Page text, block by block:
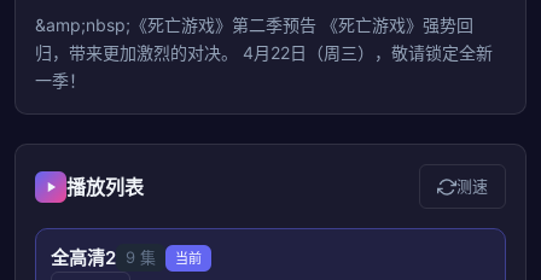
&amp;nbsp;《死亡游戏》第二季预告 《死亡游戏》强势回
归，带来更加激烈的对决。 4月22日（周三），敬请锁定全新
一季！
播放列表 测速
全高清2 9 集 当前